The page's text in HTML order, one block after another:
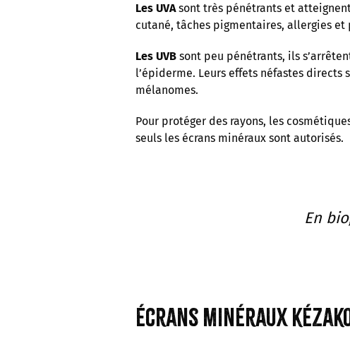
Les UVAsont très pénétrants et
cutané, tâches pigmentaires, allergies
Les UVB sont peu pénétrants, ils
l’épiderme. Leurs effets néfastes
mélanomes.
Pour protéger des rayons, les
seuls les écrans minéraux sont autorisés.
En
écrans minéraux